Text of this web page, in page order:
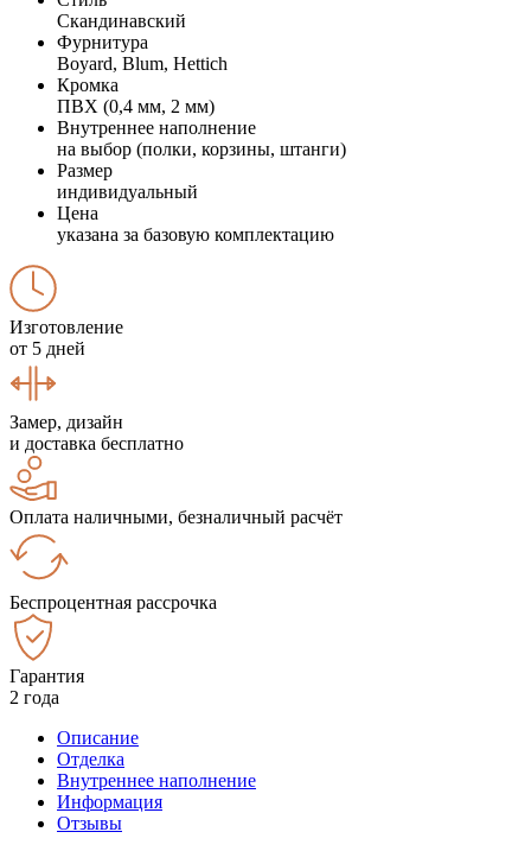
Скандинавский
Фурнитура
Boyard, Blum, Hettich
Кромка
ПВХ (0,4 мм, 2 мм)
Внутреннее наполнение
на выбор (полки, корзины, штанги)
Размер
индивидуальный
Цена
указана за базовую комплектацию
Изготовление
от 5 дней
Замер, дизайн
и доставка бесплатно
Оплата наличными, безналичный расчёт
Беспроцентная рассрочка
Гарантия
2 года
Описание
Отделка
Внутреннее наполнение
Информация
Отзывы